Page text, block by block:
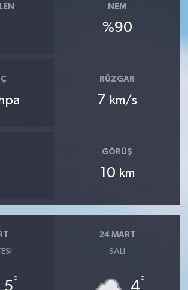
NEM
%90
hpa
RÜZGAR
7 km/s
GÖRÜŞ
10 km
5°
24 MART
SALI
4°